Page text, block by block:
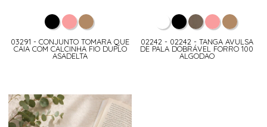
03291 - CONJUNTO TOMARA QUE
CAIA COM CALCINHA FIO DUPLO
ASADELTA
02242 - 02242 - TANGA AVULSA
DE PALA DOBRÁVEL FORRO 100
ALGODAO